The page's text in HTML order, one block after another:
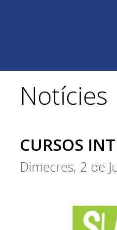
Notícies
CURSOS
Dimecres, 2 de